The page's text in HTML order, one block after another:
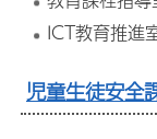
ICT教育推進
児童生徒安全